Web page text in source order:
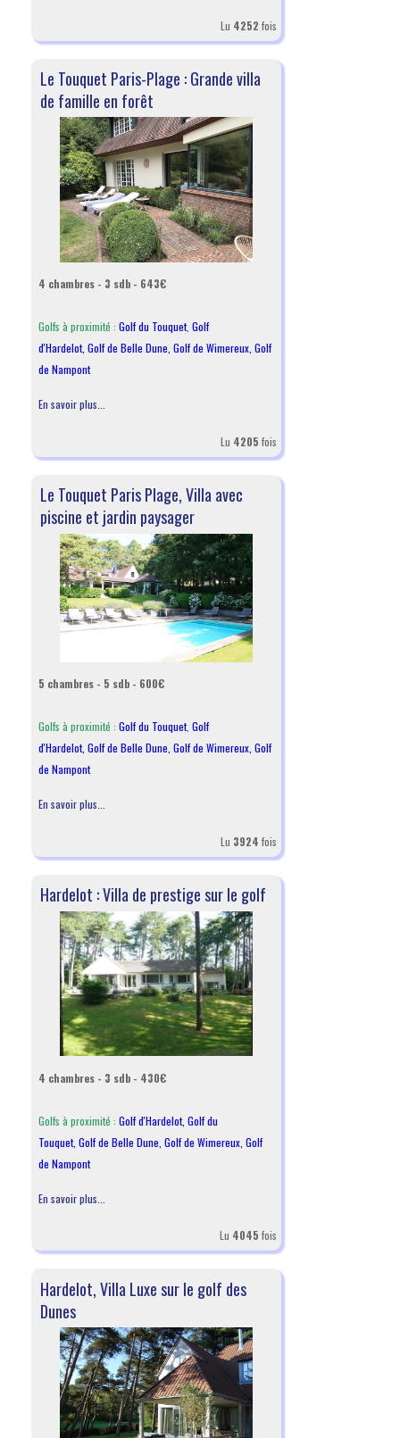
Lu 4252 fois
Le Touquet Paris-Plage : Grande villa
de famille en forêt
4 chambres - 3 sdb - 643€
Golfs à proximité : Golf du Touquet, Golf
d'Hardelot, Golf de Belle Dune Golf de Wimereux, Golf
de Nampont
En savoir plus...
Lu 4205 fois
Le Touquet Paris Plage, Villa avec
piscine et jardin paysager
5 chambres - 5 sdb - 600€
Golfs à proximité : Golf du Touquet, Golf
d'Hardelot, Golf de Belle Dune Golf de Wimereux, Golf
de Nampont
En savoir plus...
Lu 3924 fois
Hardelot : Villa de prestige sur le golf
4 chambres - 3 sdb - 430€
Golfs à proximité : Golf d'Hardelot, Golf du
Touquet, Golf de Belle Dune Golf de Wimereux, Golf
de Nampont
En savoir plus...
Lu 4045 fois
Hardelot, Villa Luxe sur le golf des
Dunes